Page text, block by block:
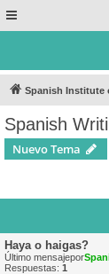
Spanish Institute
Spanish
Nuevo Tema
Haya o haigas?
Último mensajepor
Respuestas: 1